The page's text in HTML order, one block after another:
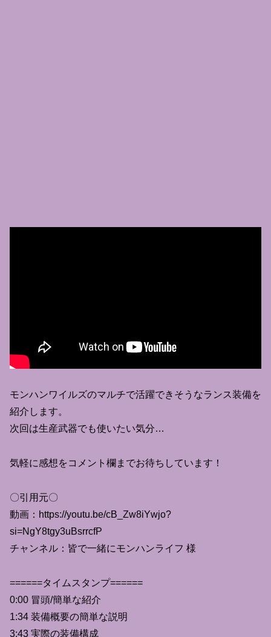
モンハンワイルズのマルチで活躍できそうなランス装備を
紹介します。
次回は生産武器でも使いたい気分…
気軽に感想をコメント欄までお待ちしています！
〇引用元〇
動画：https://youtu.be/cB_Zw8iYwjo?
si=NgY8tgy3uBsrrcfP
チャンネル：皆で一緒にモンハンライフ 様
======タイムスタンプ======
0:00 冒頭/簡単な紹介
1:34 装備概要の簡単な説明
3:43 実際の装備構成